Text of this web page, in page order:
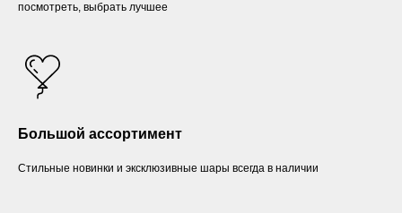
посмотреть, выбрать лучшее
Большой ассортимент
Стильные новинки и эксклюзивные шары всегда в наличии